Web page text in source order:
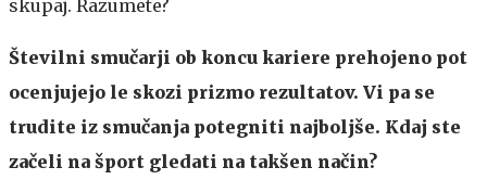
skupaj. Razumete?
Številni smučarji ob koncu kariere prehojeno pot
ocenjujejo le skozi prizmo rezultatov. Vi pa se
trudite iz smučanja potegniti najboljše. Kdaj ste
začeli na šport gledati na takšen način?